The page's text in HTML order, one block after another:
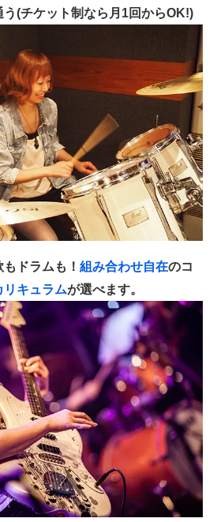
う(チケット制なら月1回からOK!)
ドラムも！ 組み合わせ自在のコ
リキュラムが選べます。